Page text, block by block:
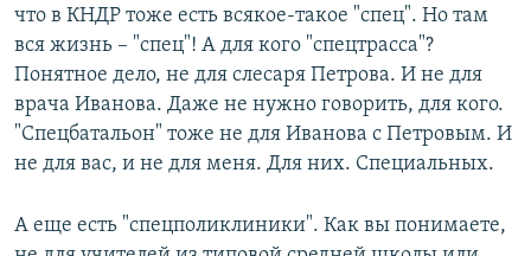
что в КНДР тоже есть всякое-такое "спец". Но там
вся жизнь – "спец"! А для кого "спецтрасса"?
Понятное дело, не для слесаря Петрова. И не для
врача Иванова. Даже не нужно говорить, для кого.
"Спецбатальон" тоже не для Иванова с Петровым. И
не для вас, и не для меня. Для них. Специальных.
А еще есть "спецполиклиники". Как вы понимаете,